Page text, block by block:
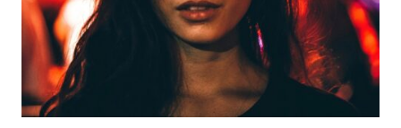
e
s